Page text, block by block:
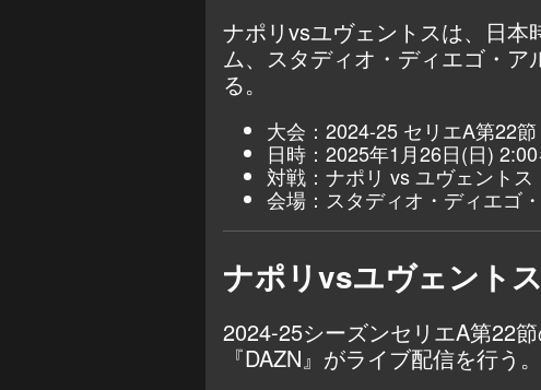
ナポリvsユヴェントスは、日
ム、スタディオ・ディエゴ・
る。
大会：2024-25 セリエA第22節
日時：2025年1月26日(日)
対戦：ナポリ vs ユヴェントス
会場：スタディオ・ディエゴ
ナポリvsユヴェント
2024-25シーズンセリエA第22
『DAZN』がライブ配信を行う。